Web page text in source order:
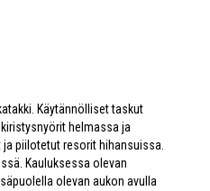
Käytännölliset taskut
helmassa ja
piilotetut resorit hihansuissa.
Kauluksessa olevan
olevan aukon avulla